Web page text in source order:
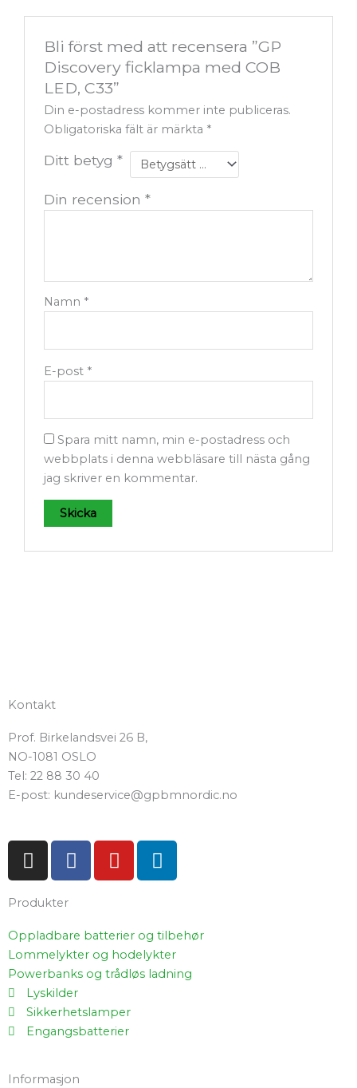
Bli först med att recensera ”GP
Discovery ficklampa med COB
LED, C33”
Din e-postadress kommer inte publiceras.
Obligatoriska fält är märkta *
Ditt betyg*
Din recension*
Namn *
E-post *
Spara mitt namn, min e-postadress och
webbplats i denna webbläsare till nästa gång
jag skriver en kommentar.
Kontakt
Prof. Birkelandsvei 26 B,
NO-1081 OSLO
Tel: 22 88 30 40
E-post: kundeservice@gpbmnordic.no
I
n
t
a
g
r
a
m
F
a
b
o
o
k
-
f
Y
o
u
b
e
L
i
e
d
i
Produkter
Oppladbare batterier og tilbehør
Lommelykter og hodelykter
Powerbanks og trådløs ladning
Lyskilder
Sikkerhetslamper
Engangsbatterier
Informasjon